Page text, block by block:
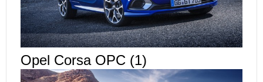
Opel Corsa OPC (1)